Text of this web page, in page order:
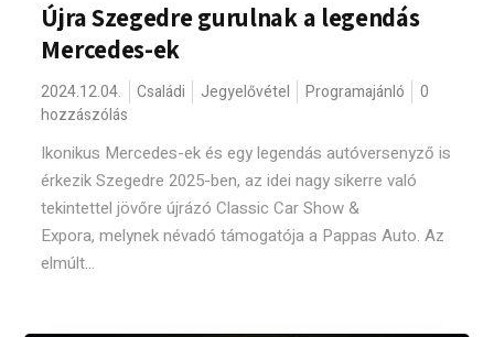
Újra Szegedre gurulnak a legendás
Mercedes-ek
2024.12.04. Családi Jegyelővétel Programajánló
0
hozzászólás
Ikonikus Mercedes-ek és egy legendás autóversenyző is
érkezik Szegedre 2025-ben, az idei nagy sikerre való
tekintettel jövőre újrázó Classic Car Show &
Expora, melynek névadó támogatója a Pappas Auto. Az
elmúlt...